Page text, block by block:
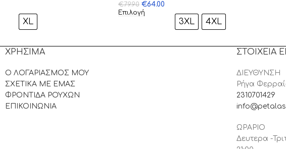
XL
€79.90 €64.00
Επιλογή
3XL 4XL
ΧΡΗΣΙΜΑ
Ο ΛΟΓΑΡΙΑΣΜΟΣ ΜΟΥ
ΣΧΕΤΙΚΑ ΜΕ ΕΜΑΣ
ΦΡΟΝΤΙΔΑ ΡΟΥΧΩΝ
ΕΠΙΚΟΙΝΩΝΙΑ
ΣΤΟΙΧΕΙΑ
ΔΙΕΥΘΥΝΣΗ
Ρήγα
2310701429
ΩΡΑΡΙΟ
Δευτερα -